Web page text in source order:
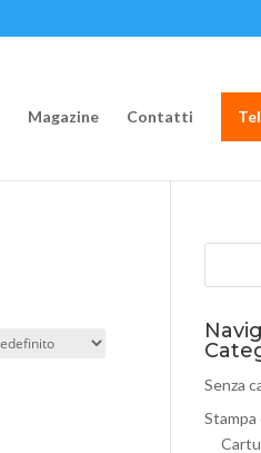
Magazine Contatti
Senza